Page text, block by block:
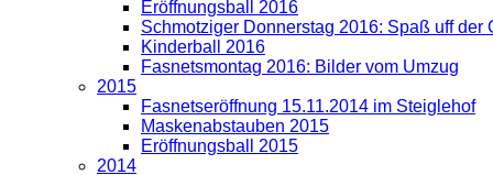
Eröffnungsball 2016
Schmotziger Donnerstag 2016: Spaß uff der
Kinderball 2016
Fasnetsmontag 2016: Bilder vom Umzug
2015
Fasnetseröffnung 15.11.2014 im Steiglehof
Maskenabstauben 2015
Eröffnungsball 2015
2014